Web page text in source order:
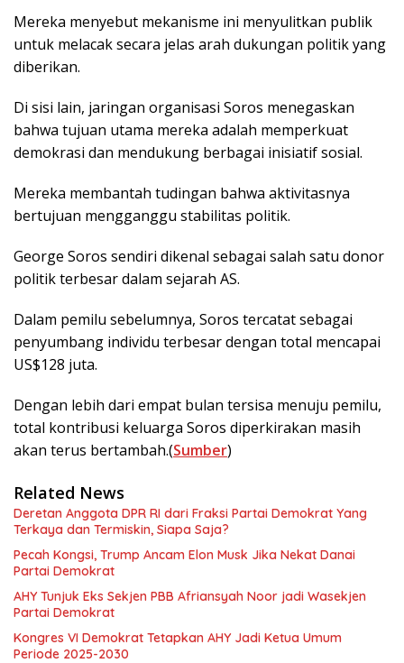
Mereka menyebut mekanisme ini menyulitkan publik
untuk melacak secara jelas arah dukungan politik yang
diberikan.
Di sisi lain, jaringan organisasi Soros menegaskan
bahwa tujuan utama mereka adalah memperkuat
demokrasi dan mendukung berbagai inisiatif sosial.
Mereka membantah tudingan bahwa aktivitasnya
bertujuan mengganggu stabilitas politik.
George Soros sendiri dikenal sebagai salah satu donor
politik terbesar dalam sejarah AS.
Dalam pemilu sebelumnya, Soros tercatat sebagai
penyumbang individu terbesar dengan total mencapai
US$128 juta.
Dengan lebih dari empat bulan tersisa menuju pemilu,
total kontribusi keluarga Soros diperkirakan masih
akan terus bertambah.(Sumber)
Related News
Deretan Anggota DPR RI dari Fraksi Partai Demokrat Yang
Terkaya dan Termiskin, Siapa Saja?
Pecah Kongsi, Trump Ancam Elon Musk Jika Nekat Danai
Partai Demokrat
AHY Tunjuk Eks Sekjen PBB Afriansyah Noor jadi Wasekjen
Partai Demokrat
Kongres VI Demokrat Tetapkan AHY Jadi Ketua Umum
Periode 2025-2030